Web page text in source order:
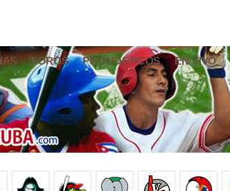
FOROS PRONÓSTICOS EN VIVO